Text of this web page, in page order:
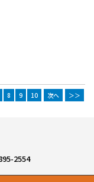
8 9 10 次へ ＞＞
2554